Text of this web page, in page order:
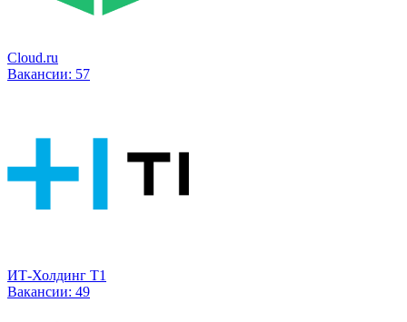
Cloud.ru
Вакансии: 57
ИТ-Холдинг Т1
Вакансии: 49